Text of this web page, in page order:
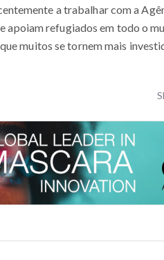
a trabalhar com a
refugiados em todo o
muitos se tornem mais